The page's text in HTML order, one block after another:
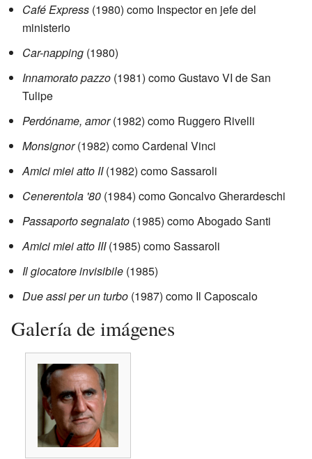
Café Express (1980) como Inspector en jefe del
ministerio
Car-napping (1980)
Innamorato pazzo (1981) como Gustavo VI de San
Tulipe
Perdóname, amor(1982) como Ruggero Rivelli
Monsignor(1982) como Cardenal Vinci
Amici miei atto II(1982) como Sassaroli
Cenerentola '80 (1984) como Goncalvo Gherardeschi
Passaporto segnalato (1985) como Abogado Santi
Amici miei atto III(1985) como Sassaroli
Il giocatore invisibile (1985)
Due assi per un turbo (1987) como Il Caposcalo
Galería de imágenes